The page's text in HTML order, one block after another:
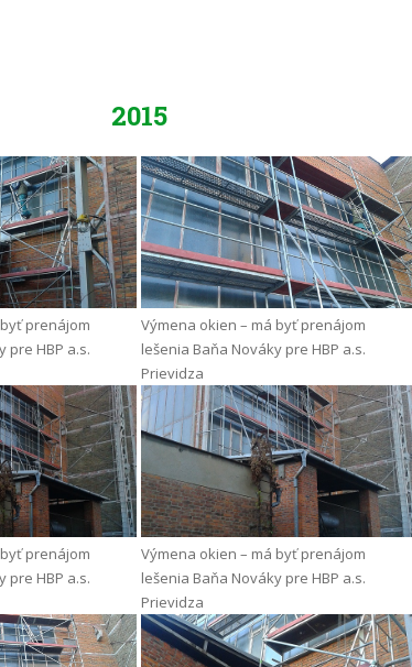
2015
prenájom
pre HBP a.s.
Výmena okien – má byť prenájom
lešenia Baňa Nováky pre HBP a.s.
Prievidza
prenájom
pre HBP a.s.
Výmena okien – má byť prenájom
lešenia Baňa Nováky pre HBP a.s.
Prievidza